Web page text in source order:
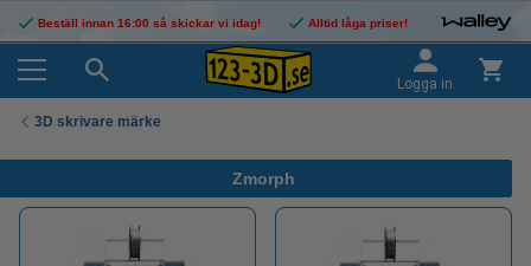
Beställ innan 16:00 så skickar vi idag! Alltid låga priser!
Logga in
3D skrivare märke
Zmorph